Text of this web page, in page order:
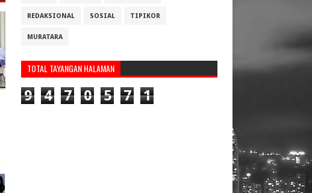
REDAKSIONAL SOSIAL TIPIKOR
MURATARA
TOTAL TAYANGAN HALAMAN
9 4 7 0 5 7 1